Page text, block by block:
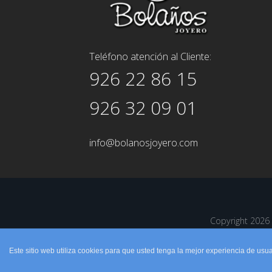
Teléfono atención al Cliente:
926 22 86 15
926 32 09 01
info@bolanosjoyero.com
Copyright
Este sitio web utiliza cookies para que usted tenga la mejor experiencia de